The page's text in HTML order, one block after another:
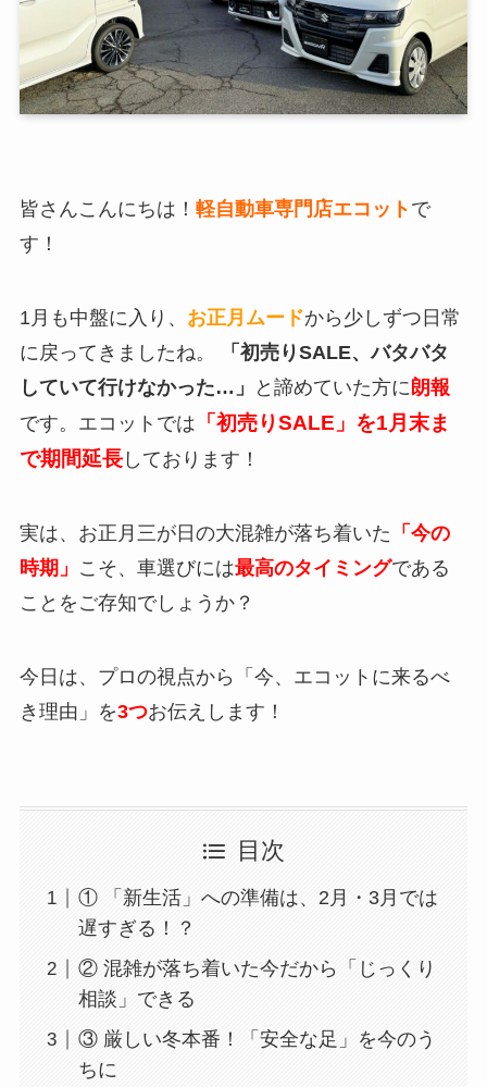
皆さんこんにちは！ 軽自動車専門店エコット で
す！
1月も中盤に入り、 お正月ムードから少しずつ日常
に戻ってきましたね。
「初売りSALE、バタバタ
していて行けなかった…」
と諦めていた方に朗報
です。エコットでは 「初売りSALE」を1月末ま
で期間延長しております！
実は、お正月三が日の大混雑が落ち着いた 「今の
時期」 こそ、車選びには最高のタイミングである
ことをご存知でしょうか？
今日は、プロの視点から「今、エコットに来るべ
き理由」を3つお伝えします！
目次
① 「新生活」への準備は、2月・3月では
遅すぎる！？
② 混雑が落ち着いた今だから「じっくり
相談」できる
③ 厳しい冬本番！「安全な足」を今のう
ちに